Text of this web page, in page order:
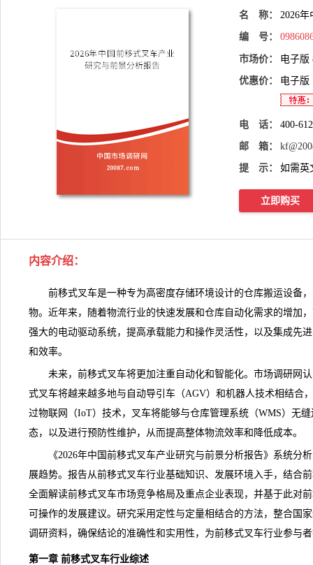
名 称： 2026
编 号：
市场价： 电子版
优惠价： 电子版
电 话： 400-
邮 箱：
提 示： 如需英
立即购买
内容介绍：
前移式叉车是一种专为高密度存储环境设计的仓库搬运设备，
物。近年来，随着物流行业的快速发展和仓库自动化需求的增加，
强大的电动驱动系统，提高承载能力和操作灵活性，以及集成先
和效率。
未来，前移式叉车将更加注重自动化和智能化。 市场调研网
式叉车将越来越多地与自动导引车（AGV）和机器人技术相结合
过物联网（IoT）技术，叉车将能够与仓库管理系统（WMS）无
态，以及进行预防性维护，从而提高整体物流效率和降低成本。
《2026年中国前移式叉车产业研究与前景分析报告》系统分
展趋势。报告从前移式叉车行业基础知识、发展环境入手，结合
全面解读前移式叉车市场竞争格局及重点企业表现，并基于此对
可操作的发展建议。研究采用定性与定量相结合的方法，整合国
调研资料，确保结论的准确性和实用性，为前移式叉车行业参与
第一章 前移式叉车行业综述